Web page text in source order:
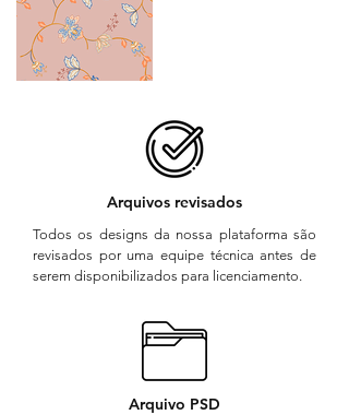
Arquivos revisados
Todos os designs da nossa plataforma são
revisados por uma equipe técnica antes de
serem disponibilizados para licenciamento.
Arquivo PSD